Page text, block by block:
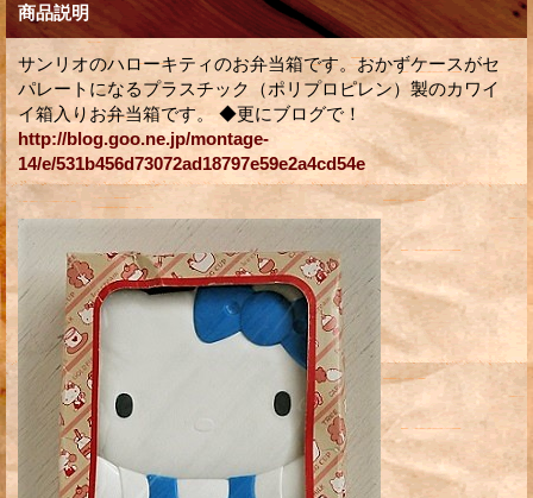
商品説明
サンリオのハローキティのお弁当箱です。おかずケースがセ
パレートになるプラスチック（ポリプロピレン）製のカワイ
イ箱入りお弁当箱です。 ◆更にブログで！
http://blog.goo.ne.jp/montage-
14/e/531b456d73072ad18797e59e2a4cd54e